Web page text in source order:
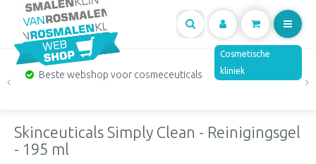
Mijn
account
Cosmetische
kliniek
Beste webshop voor cosmeceuticals
Skinceuticals Simply Clean - Reinigingsgel
- 195 ml